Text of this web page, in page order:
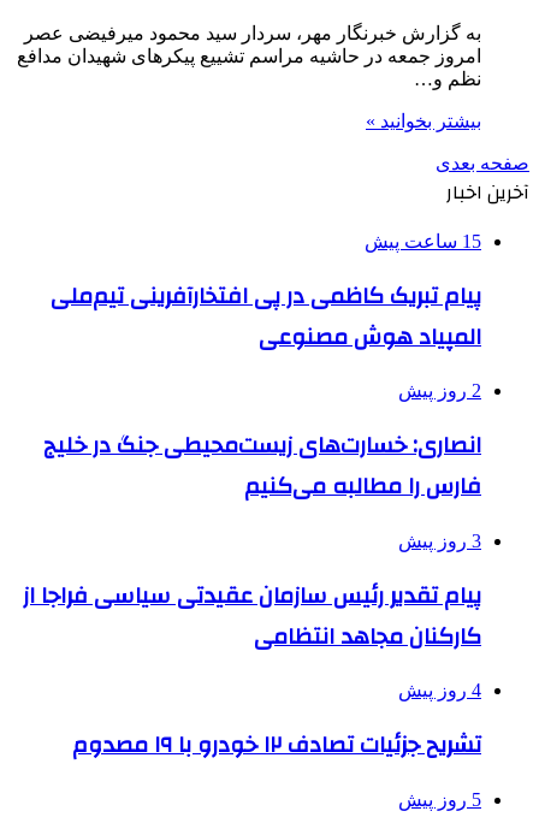
به گزارش خبرنگار مهر، سردار سید محمود میرفیضی عصر
امروز جمعه در حاشیه مراسم تشییع پیکرهای شهیدان مدافع
نظم و…
بیشتر بخوانید »
صفحه بعدی
آخرین اخبار
15 ساعت پیش
پیام تبریک کاظمی در پی افتخارآفرینی تیم‌ملی
المپیاد هوش مصنوعی
2 روز پیش
انصاری: خسارت‌های زیست‌محیطی جنگ در خلیج
فارس را مطالبه‌ می‌کنیم
3 روز پیش
پیام تقدیر رئیس سازمان عقیدتی سیاسی فراجا از
کارکنان مجاهد انتظامی
4 روز پیش
تشریح جزئیات تصادف ۱۲ خودرو با ۱۹ مصدوم
5 روز پیش